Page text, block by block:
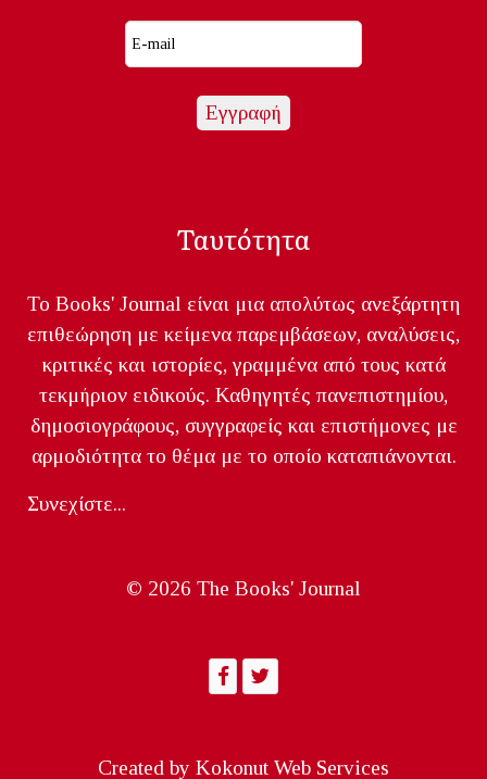
Ταυτότητα
Το Books' Journal είναι μια απολύτως ανεξάρτητη
επιθεώρηση με κείμενα παρεμβάσεων, αναλύσεις,
κριτικές και ιστορίες, γραμμένα από τους κατά
τεκμήριον ειδικούς. Καθηγητές πανεπιστημίου,
δημοσιογράφους, συγγραφείς και επιστήμονες με
αρμοδιότητα το θέμα με το οποίο καταπιάνονται.
Συνεχίστε...
© 2026 The Books' Journal
Created by Kokonut Web Services